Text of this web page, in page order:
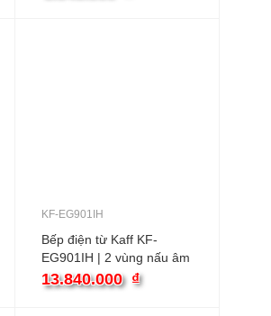
KF-EG901IH
Bếp điện từ Kaff KF-
EG901IH | 2 vùng nấu âm
13.840.000 ₫